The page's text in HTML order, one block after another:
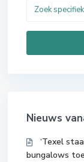
Nieuws
‘Texel
bungalows